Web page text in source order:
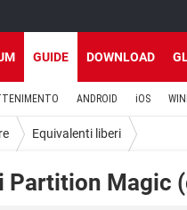
GUIDE DOWNLOAD
ANDROID iOS
Equivalenti liberi
Partition Magic